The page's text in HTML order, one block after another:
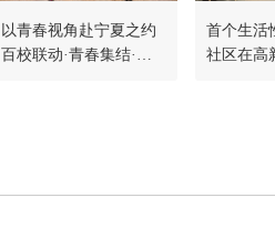
以青春视角赴宁夏之约
百校联动·青春集结·星
首个生活
社区在高